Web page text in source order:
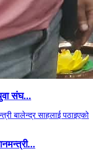
संघ...